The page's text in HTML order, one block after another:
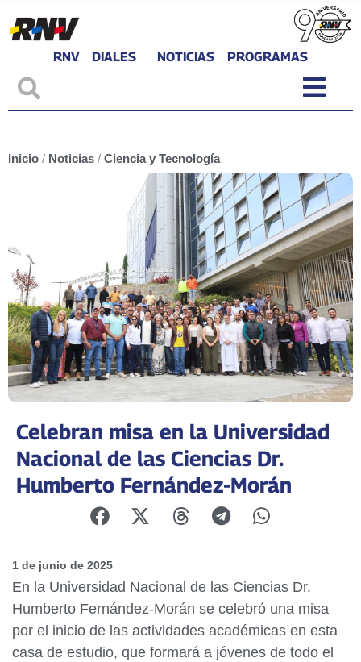
RNV DIALES NOTICIAS PROGRAMAS
Inicio / Noticias / Ciencia y Tecnología
Celebran misa en la Universidad
Nacional de las Ciencias Dr.
Humberto Fernández-Morán
1 de junio de 2025
En la Universidad Nacional de las Ciencias Dr.
Humberto Fernández-Morán se celebró una misa
por el inicio de las actividades académicas en esta
casa de estudio, que formará a jóvenes de todo el